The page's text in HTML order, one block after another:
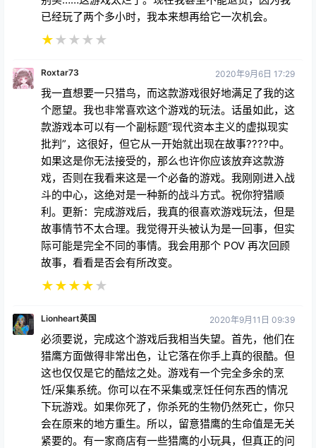
已经玩了两个多小时，我本来想再给它一次机会。
★★ ★ ★ ★
Roxtar73 2020年9月6日 17:29
我一直想要一只猎鸟，而这款游戏很好地满足了我的这
个愿望。我也非常喜欢这个游戏的玩法。话虽如此，这
款游戏本可以有一个副标题“现代资本主义的虚拟现实
批判”，这很好，但它从一开始就出现在故事????中。
如果这是你无法接受的，那么也许你应该放弃这款游
戏，否则在我看来这是一个必备的游戏。我刚刚进入战
斗的中心，这绝对是一种新的战斗方式。祝你狩猎顺
利。更新：完成游戏后，我真的很喜欢游戏玩法，但是
故事情节不太合理。我觉得开头被认为是一回事，但实
际可能是完全不同的事情。我会用那个 POV 再次回顾
故事，看看是否会有所改变。
★★★★★
Lionheart英国 2020年9月11日 09:39
必须要说，完成这个游戏后我相当失望。首先，他们在
猎鹰方面做得非常出色，让它落在你手上真的很酷。但
这也仅仅是它的酷炫之处。游戏有一个完全多余的烹
饪/采集系统。你可以在不采集或烹饪任何东西的情况
下玩游戏。如果你死了，你杀死的生物仍然死亡，你只
会在原来的地方重生。所以，留意猎鹰的生命值是无关
紧要的。有一家商店有一些猎鹰的小玩具，但真正的问